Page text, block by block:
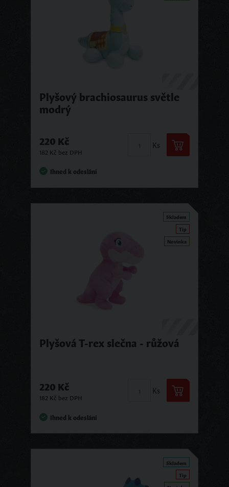
Plyšový brachiosaurus světle
modrý
220 Kč
182 Kč bez DPH
Ks
Ihned k odeslání
Skladem
Tip
Novinka
Plyšová T-rex slečna - růžová
220 Kč
182 Kč bez DPH
Ks
Ihned k odeslání
Skladem
Tip